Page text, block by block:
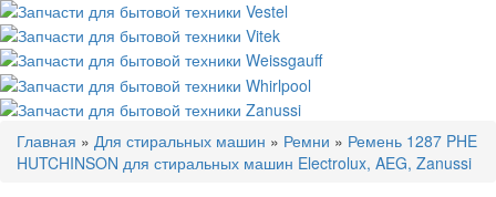
Главная » Для стиральных машин » Ремни » Ремень 1287 PHE
HUTCHINSON для стиральных машин Electrolux, AEG, Zanussi